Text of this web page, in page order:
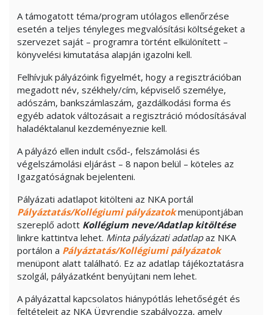
A támogatott téma/program utólagos ellenőrzése
esetén a teljes tényleges megvalósítási költségeket a
szervezet saját – programra történt elkülönített –
könyvelési kimutatása alapján igazolni kell.
Felhívjuk pályázóink figyelmét, hogy a regisztrációban
megadott név, székhely/cím, képviselő személye,
adószám, bankszámlaszám, gazdálkodási forma és
egyéb adatok változásait a regisztráció módosításával
haladéktalanul kezdeményeznie kell.
A pályázó ellen indult csőd-, felszámolási és
végelszámolási eljárást – 8 napon belül – köteles az
Igazgatóságnak bejelenteni.
Pályázati adatlapot kitölteni az NKA portál
Pályáztatás/Kollégiumi pályázatokmenüpontjában
szereplő adott Kollégium neve/Adatlap kitöltése
linkre kattintva lehet. Minta pályázati adatlapaz NKA
portálon a Pályáztatás/Kollégiumi pályázatok
menüpont alatt található. Ez az adatlap tájékoztatásra
szolgál, pályázatként benyújtani nem lehet.
A pályázattal kapcsolatos hiánypótlás lehetőségét és
feltételeit az NKA Ügyrendje szabályozza, amely